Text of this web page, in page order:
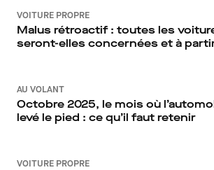
VOITURE PROPRE
Malus rétroactif : toutes les
seront-elles concernées et à
AU VOLANT
Octobre 2025, le mois où
levé le pied : ce qu’il faut retenir
VOITURE PROPRE